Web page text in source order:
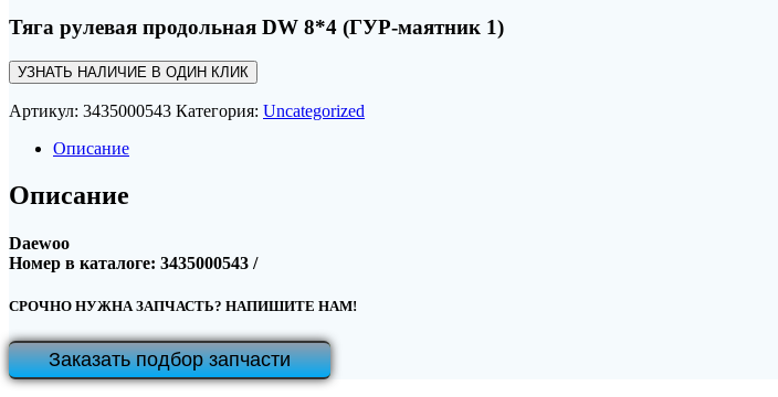
Тяга рулевая продольная DW 8*4 (ГУР-маятник 1)
УЗНАТЬ НАЛИЧИЕ В ОДИН КЛИК
Артикул: 3435000543 Категория: Uncategorized
Описание
Описание
Daewoo
Номер в каталоге: 3435000543 /
СРОЧНО НУЖНА ЗАПЧАСТЬ? НАПИШИТЕ НАМ!
Заказать подбор запчасти